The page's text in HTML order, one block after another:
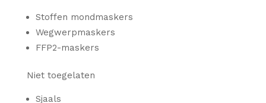
Stoffen mondmaskers
Wegwerpmaskers
FFP2-maskers
Niet toegelaten
Sjaals